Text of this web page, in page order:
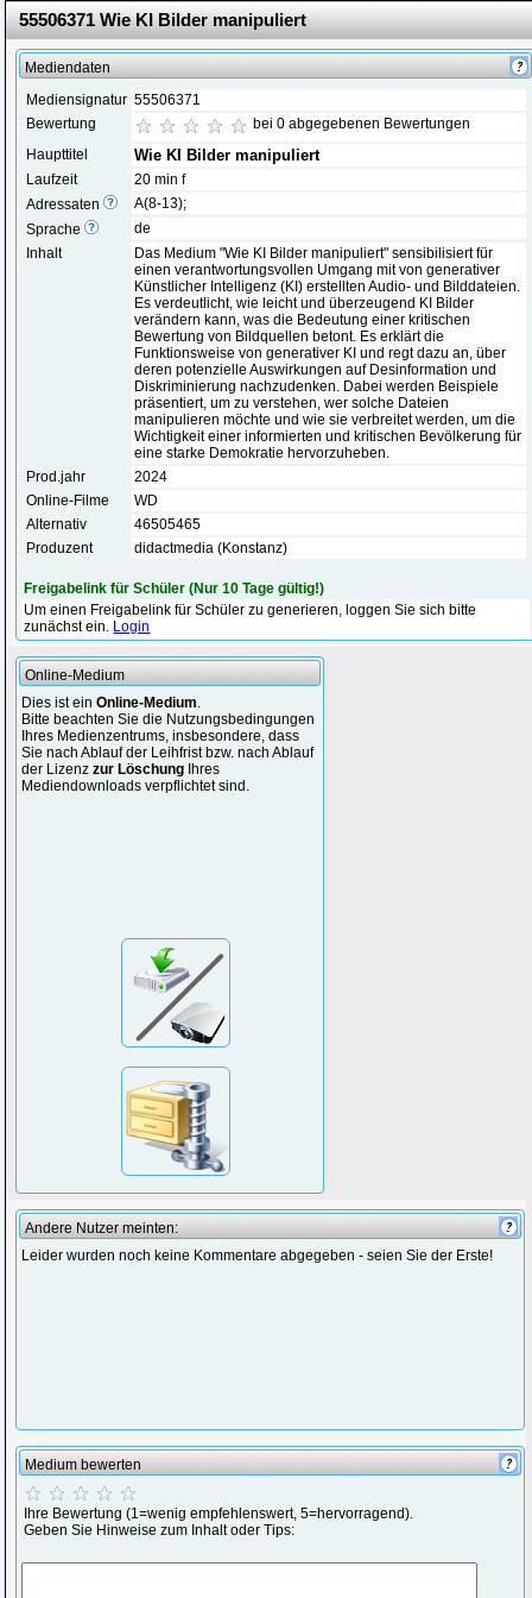
55506371 Wie KI Bilder manipuliert
Mediendaten
Mediensignatur 55506371
Bewertung
bei 0 abgegebenen Bewertungen
Haupttitel
Wie KI Bilder manipuliert
Laufzeit
20 min f
Adressaten
A(8-13);
Sprache
de
Inhalt
Das Medium "Wie KI Bilder manipuliert" sensibilisiert für
einen verantwortungsvollen Umgang mit von generativer
Künstlicher Intelligenz (KI) erstellten Audio- und Bilddateien.
Es verdeutlicht, wie leicht und überzeugend KI Bilder
verändern kann, was die Bedeutung einer kritischen
Bewertung von Bildquellen betont. Es erklärt die
Funktionsweise von generativer KI und regt dazu an, über
deren potenzielle Auswirkungen auf Desinformation und
Diskriminierung nachzudenken. Dabei werden Beispiele
präsentiert, um zu verstehen, wer solche Dateien
manipulieren möchte und wie sie verbreitet werden, um die
Wichtigkeit einer informierten und kritischen Bevölkerung für
eine starke Demokratie hervorzuheben.
Prod.jahr
2024
Online-Filme
WD
Alternativ
46505465
Produzent
didactmedia (Konstanz)
Freigabelink für Schüler (Nur 10 Tage gültig!)
Um einen Freigabelink für Schüler zu generieren, loggen Sie sich bitte
zunächst ein. Login
Online-Medium
Dies ist einOnline-Medium.
Bitte beachten Sie die Nutzungsbedingungen
Ihres Medienzentrums, insbesondere, dass
Sie nach Ablauf der Leihfrist bzw. nach Ablauf
der Lizenzzur Löschung Ihres
Mediendownloads verpflichtet sind.
Andere Nutzer meinten:
Leider wurden noch keine Kommentare abgegeben - seien Sie der Erste!
Medium bewerten
Ihre Bewertung (1=wenig empfehlenswert, 5=hervorragend).
Geben Sie Hinweise zum Inhalt oder Tips: